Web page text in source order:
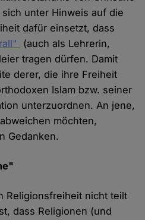
unter Hinweis auf die
dafür einsetzt, dass
(auch als Lehrerin,
tragen dürfen. Damit
derer, die ihre Freiheit
Islam bzw. seiner
unterzuordnen. An jene,
möchten,
Gedanken.
Religionsfreiheit nicht teilt
dass Religionen (und